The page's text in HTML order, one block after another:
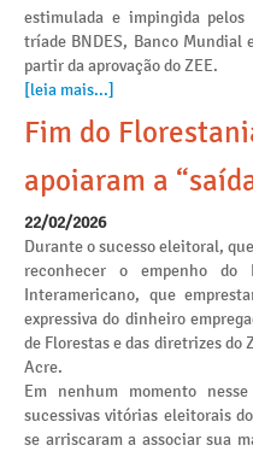
estimulada e impingida
tríade BNDES, Banco Mundial
partir da aprovação do ZEE.
[leia mais...]
Fim do
apoiaram a
22/02/2026
Durante o sucesso eleitoral,
reconhecer o empenho do
Interamericano, que
expressiva do dinheiro
de Florestas e das diretrizes do
Acre.
Em nenhum momento
sucessivas vitórias eleitorais
se arriscaram a associar sua